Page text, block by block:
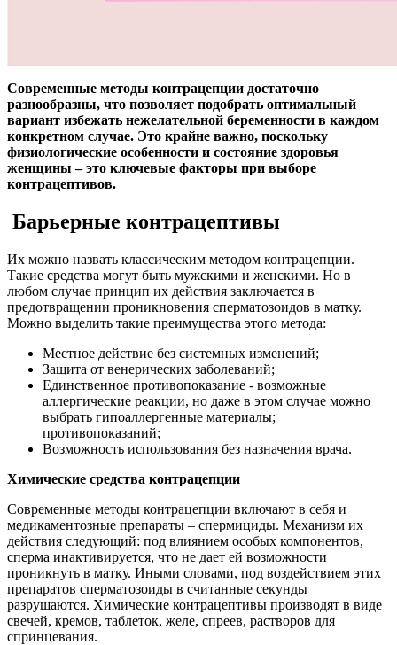
Современные методы контрацепции достаточно
разнообразны, что позволяет подобрать оптимальный
вариант избежать нежелательной беременности в каждом
конкретном случае. Это крайне важно, поскольку
физиологические особенности и состояние здоровья
женщины – это ключевые факторы при выборе
контрацептивов.
Барьерные контрацептивы
Их можно назвать классическим методом контрацепции.
Такие средства могут быть мужскими и женскими. Но в
любом случае принцип их действия заключается в
предотвращении проникновения сперматозоидов в матку.
Можно выделить такие преимущества этого метода:
Местное действие без системных изменений;
Защита от венерических заболеваний;
Единственное противопоказание - возможные
аллергические реакции, но даже в этом случае можно
выбрать гипоаллергенные материалы;
противопоказаний;
Возможность использования без назначения врача.
Химические средства контрацепции
Современные методы контрацепции включают в себя и
медикаментозные препараты – спермициды. Механизм их
действия следующий: под влиянием особых компонентов,
сперма инактивируется, что не дает ей возможности
проникнуть в матку. Иными словами, под воздействием этих
препаратов сперматозоиды в считанные секунды
разрушаются. Химические контрацептивы производят в виде
свечей, кремов, таблеток, желе, спреев, растворов для
спринцевания.